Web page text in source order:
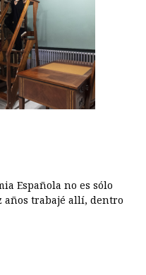
Española no es sólo
años trabajé allí, dentro